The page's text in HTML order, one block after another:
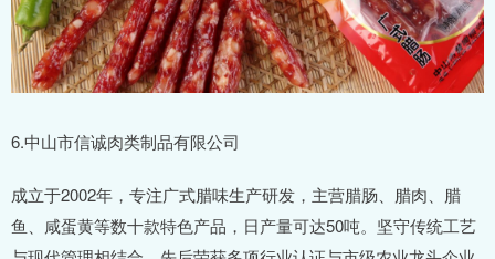
6.中山市信诚肉类制品有限公司
成立于2002年，专注广式腊味生产研发，主营腊肠、腊肉、腊
鱼、咸蛋黄等数十款特色产品，日产量可达50吨。坚守传统工艺